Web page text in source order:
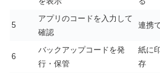
5
アプリのコードを入力して
確認
連携
6
バックアップコードを発
行・保管
紙に
存